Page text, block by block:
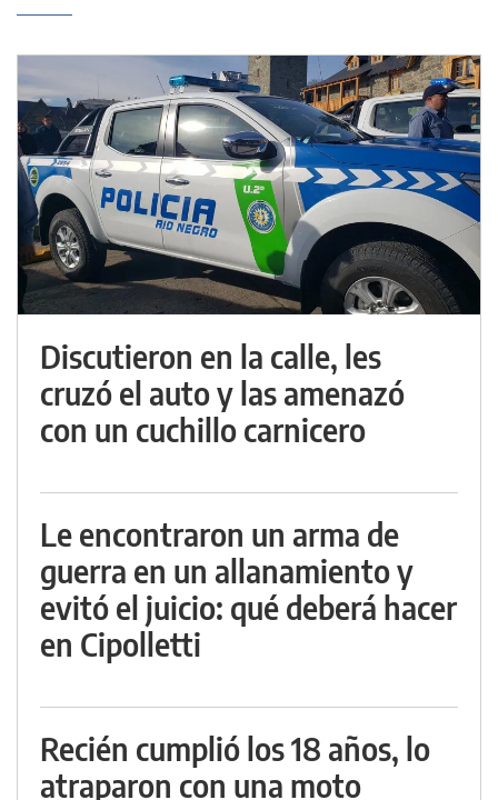
Discutieron en la calle, les
cruzó el auto y las amenazó
con un cuchillo carnicero
Le encontraron un arma de
guerra en un allanamiento y
evitó el juicio: qué deberá hacer
en Cipolletti
Recién cumplió los 18 años, lo
atraparon con una moto